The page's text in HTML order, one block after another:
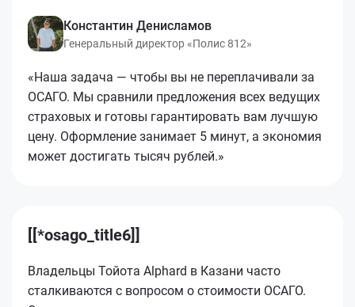
Константин Денисламов
Генеральный директор «Полис 812»
«Наша задача — чтобы вы не переплачивали за
ОСАГО. Мы сравнили предложения всех ведущих
страховых и готовы гарантировать вам лучшую
цену. Оформление занимает 5 минут, а экономия
может достигать тысяч рублей.»
[[*osago_title6]]
Владельцы Тойота Alphard в Казани часто
сталкиваются с вопросом о стоимости ОСАГО.